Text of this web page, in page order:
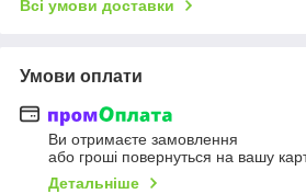
Всі умови доставки
Умови оплати
Ви отримаєте замовлення
або гроші повернуться на вашу
Детальніше